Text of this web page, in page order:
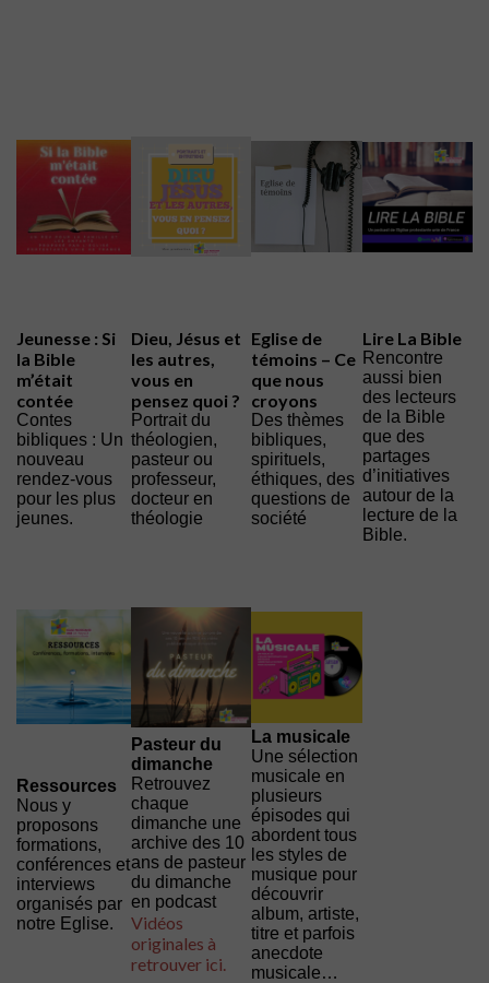
Jeunesse : Si
la Bible
m’était
contée
Contes
bibliques : Un
nouveau
rendez-vous
pour les plus
jeunes.
Dieu, Jésus et
les autres,
vous en
pensez quoi ?
Portrait du
théologien,
pasteur ou
professeur,
docteur en
théologie
Eglise de
témoins – Ce
que nous
croyons
Des thèmes
bibliques,
spirituels,
éthiques, des
questions de
société
Lire La Bible
Rencontre
aussi bien
des lecteurs
de la Bible
que des
partages
d’initiatives
autour de la
lecture de la
Bible.
Ressources
Nous y
proposons
formations,
conférences et
interviews
organisés par
notre Eglise.
Pasteur du
dimanche
Retrouvez
chaque
dimanche une
archive des 10
ans de pasteur
du dimanche
en podcast
Vidéos
originales à
retrouver ici.
La musicale
Une sélection
musicale en
plusieurs
épisodes qui
abordent tous
les styles de
musique pour
découvrir
album, artiste,
titre et parfois
anecdote
musicale…